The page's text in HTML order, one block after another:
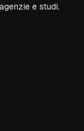
e studi.